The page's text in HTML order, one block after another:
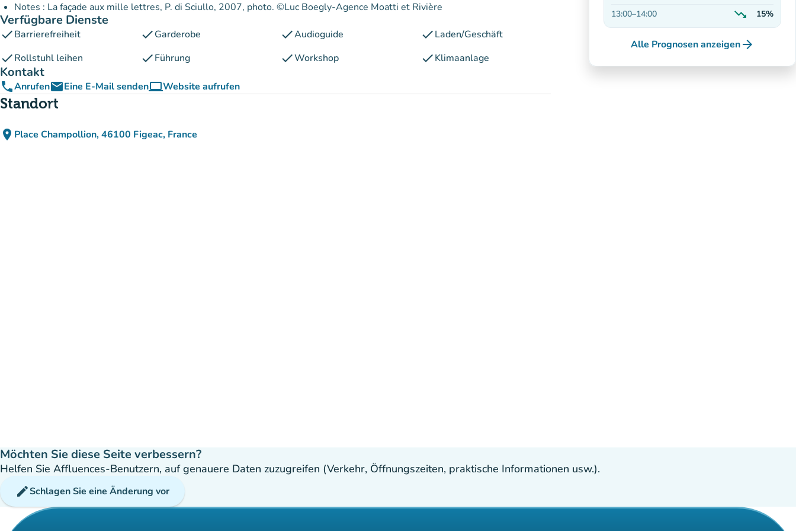
Notes : La façade aux mille lettres, P. di Sciullo, 2007, photo. ©Luc Boegly-Agence Moatti et Rivière
Verfügbare Dienste
checkBarrierefreiheit checkGarderobe checkAudioguide checkLaden/Geschäft
checkRollstuhl leihen checkFührung checkWorkshop checkKlimaanlage
Kontakt
phoneAnrufenemailEine E-Mail sendencomputerWebsite aufrufen
(new tab)
Standort
place Place Champollion, 46100 Figeac, France
(in Google Maps öffnen)
(new tab)
13:00–14:00 trending_down
Abnehmend
15%
Alle Prognosen anzeigenarrow_forward
Möchten Sie diese Seite verbessern?
Helfen Sie Affluences-Benutzern, auf genauere Daten zuzugreifen (Verkehr, Öffnungszeiten, praktische Informationen usw.).
editSchlagen Sie eine Änderung vor